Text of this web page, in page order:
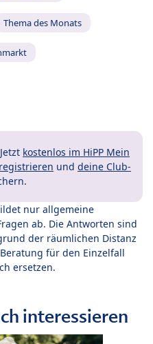
Thema des Monats
Jetzt kostenlos im HiPP Mein
und deine Club-
nur allgemeine
ab. Die Antworten sind
der räumlichen Distanz
für den Einzelfall
ersetzen.
interessieren